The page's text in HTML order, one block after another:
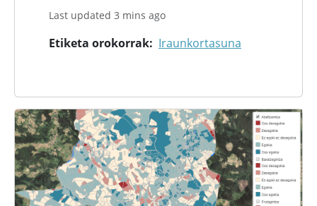
Last updated 3 mins ago
Etiketa orokorrak Iraunkortasuna